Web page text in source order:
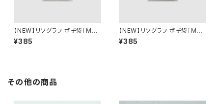
【NEW】リソグラフ ポチ袋［MA
MESUKI Basis ストライプ］ N
eonOrange × Light Blue
¥385
【NEW】リソグラフ ポチ袋［MA
MESUKI Basis ストライプ］ O
chre × Light Green
¥385
その他の商品